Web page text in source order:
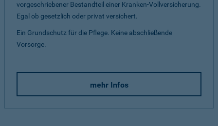
vorgeschriebener Bestandteil einer Kranken-Vollversicherung.
Egal ob gesetzlich oder privat versichert.
Ein Grundschutz für die Pflege. Keine abschließende
Vorsorge.
mehr Infos